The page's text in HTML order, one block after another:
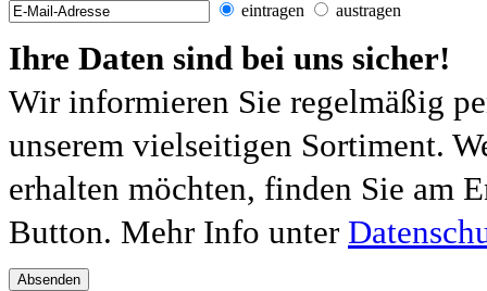
eintragen austragen
Ihre Daten sind bei uns sicher!
Wir informieren Sie regelmäßig
unserem vielseitigen Sortiment.
erhalten möchten, finden Sie am
Button. Mehr Info unter
Absenden